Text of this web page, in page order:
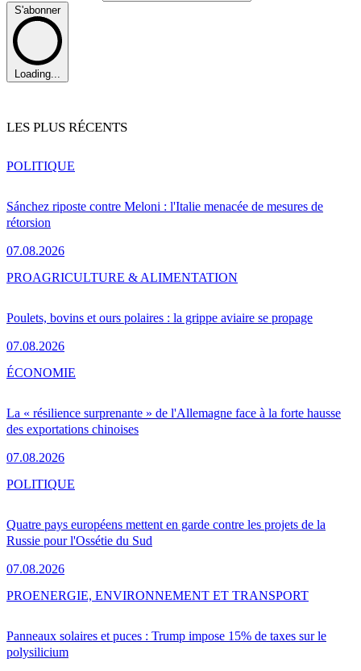
S'abonner
Loading...
LES PLUS RÉCENTS
Sánchez riposte contre Meloni : l'Italie menacée de mesures de
rétorsion
07.08.2026
POLITIQUE
Poulets, bovins et ours polaires : la grippe aviaire se propage
07.08.2026
PROAGRICULTURE & ALIMENTATION
La « résilience surprenante » de l'Allemagne face à la forte hausse
des exportations chinoises
07.08.2026
ÉCONOMIE
Quatre pays européens mettent en garde contre les projets de la
Russie pour l'Ossétie du Sud
07.08.2026
POLITIQUE
Panneaux solaires et puces : Trump impose 15% de taxes sur le
polysilicium
PROENERGIE, ENVIRONNEMENT ET TRANSPORT